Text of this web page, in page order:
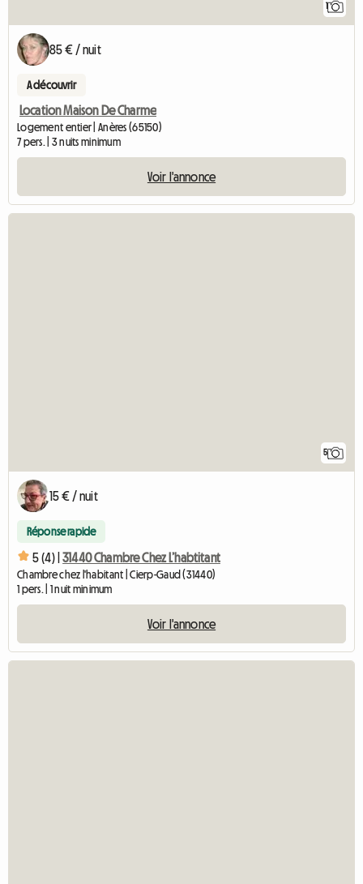
1
85 € / nuit
A découvrir
Location Maison De Charme
Logement entier | Anères (65150)
7 pers. | 3 nuits minimum
Voir l'annonce
5
15 € / nuit
Réponse rapide
5 (4) | 31440 Chambre Chez L’habtitant
Chambre chez l'habitant | Cierp-Gaud (31440)
1 pers. | 1 nuit minimum
Voir l'annonce